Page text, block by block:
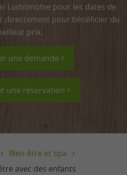
Ludinmühle pour les dates de
directement pour bénéficier du
prix.
une demande
une réservation
Bien-être et spa
avec des enfants